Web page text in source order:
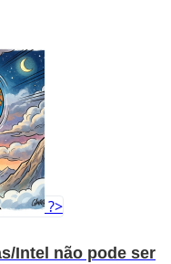
?>
Intel não pode ser